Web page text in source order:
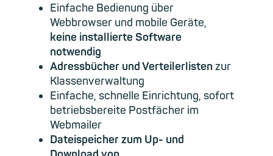
Einfache Bedienung über
Webbrowser und mobile Geräte,
keine installierte Software
notwendig
Adressbücher und Verteilerlistenzur
Klassenverwaltung
Einfache, schnelle Einrichtung, sofort
betriebsbereite Postfächer im
Webmailer
Dateispeicher zum Up- und